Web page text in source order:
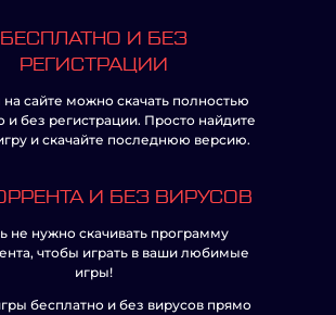
БЕСПЛАТНО И БЕЗ
РЕГИСТРАЦИИ
сайте можно скачать полностью
и без регистрации. Просто найдите
и скачайте последнюю версию.
И БЕЗ ВИРУСОВ
не нужно скачивать программу
чтобы играть в ваши любимые
игры!
бесплатно и без вирусов прямо